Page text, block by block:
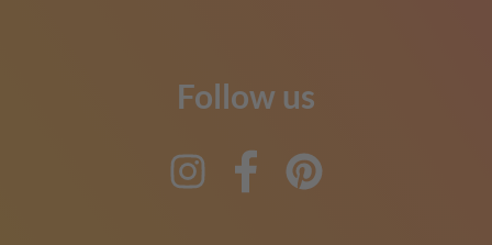
Follow us
InstagramFacebook